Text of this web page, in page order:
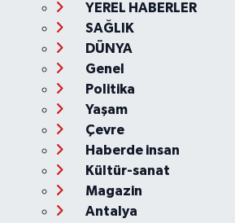
YEREL HABERLER
SAĞLIK
DÜNYA
Genel
Politika
Yaşam
Çevre
Haberde insan
Kültür-sanat
Magazin
Antalya